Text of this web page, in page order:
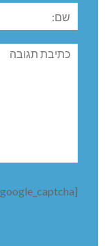
שם:
תגובה
[bws_google_captcha]